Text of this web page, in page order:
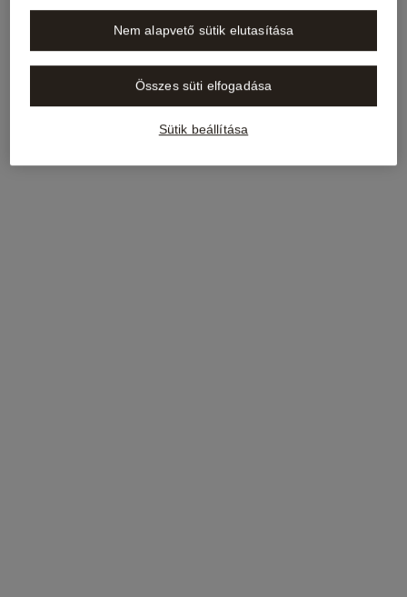
Sütik beállítása
Nem alapvető sütik elutasítása
Összes süti elfogadása